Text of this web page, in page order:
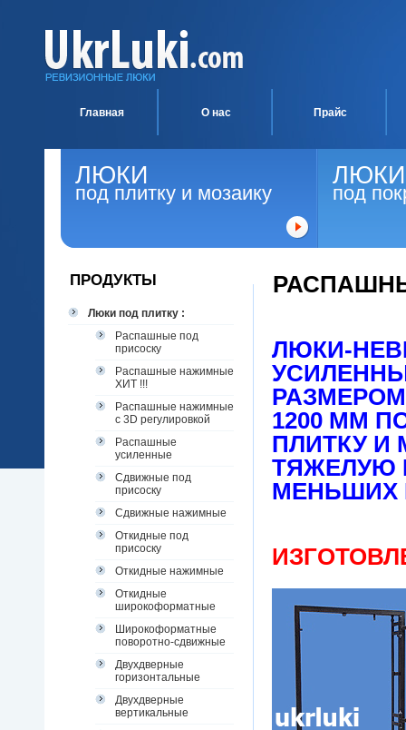
Главная О нас Прайс
ЛЮКИ
под плитку и мозаику
ЛЮКИ
под
ПРОДУКТЫ
Люки под плитку :
Распашные под
присоску
Распашные нажимные
ХИТ !!!
Распашные нажимные
с 3D регулировкой
Распашные
усиленные
Сдвижные под
присоску
Сдвижные нажимные
Откидные под
присоску
Откидные нажимные
Откидные
широкоформатные
Широкоформатные
поворотно-сдвижные
Двухдверные
горизонтальные
Двухдверные
вертикальные
ЛЮКИ-
1200 ММ
ПЛИТКУ И
ТЯЖЕЛУЮ
МЕНЬШИХ